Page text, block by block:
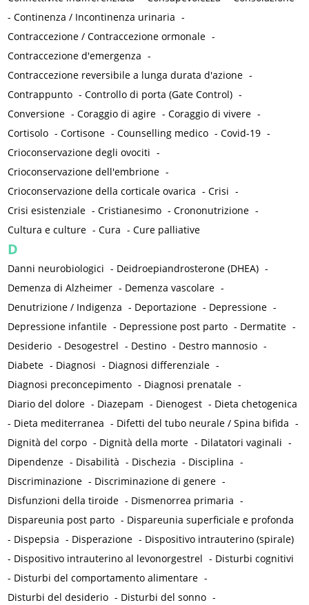
-Continenza / Incontinenza urinaria -
Contraccezione / Contraccezione ormonale -
Contraccezione d'emergenza -
Contraccezione reversibile a lunga durata d'azione -
Contrappunto -Controllo di porta (Gate Control) -
Conversione -Coraggio di agire -Coraggio di vivere -
Cortisolo -Cortisone -Counselling medico -Covid-19 -
Crioconservazione degli ovociti -
Crioconservazione dell'embrione -
Crioconservazione della corticale ovarica -Crisi -
Crisi esistenziale -Cristianesimo -Crononutrizione -
Cultura e culture -Cura -Cure palliative
D
Danni neurobiologici - Deidroepiandrosterone (DHEA) -
Demenza di Alzheimer - Demenza vascolare -
Denutrizione / Indigenza - Deportazione - Depressione -
Depressione infantile - Depressione post parto - Dermatite -
Desiderio - Desogestrel - Destino - Destro mannosio -
Diabete - Diagnosi - Diagnosi differenziale -
Diagnosi preconcepimento - Diagnosi prenatale -
Diario del dolore - Diazepam - Dienogest - Dieta chetogenica
- Dieta mediterranea - Difetti del tubo neurale / Spina bifida -
Dignità del corpo - Dignità della morte - Dilatatori vaginali -
Dipendenze - Disabilità - Dischezia - Disciplina -
Discriminazione - Discriminazione di genere -
Disfunzioni della tiroide - Dismenorrea primaria -
Dispareunia post parto - Dispareunia superficiale e profonda
- Dispepsia - Disperazione - Dispositivo intrauterino (spirale)
- Dispositivo intrauterino al levonorgestrel - Disturbi cognitivi
- Disturbi del comportamento alimentare -
Disturbi del desiderio - Disturbi del sonno -